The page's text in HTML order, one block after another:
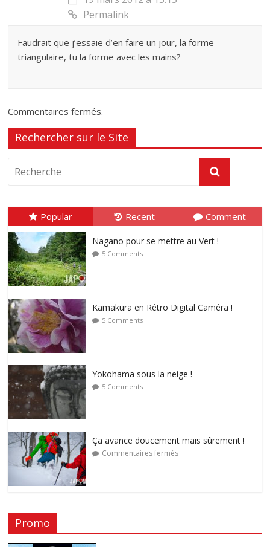
Permalink
Faudrait que j’essaie d’en faire un jour, la forme
triangulaire, tu la forme avec les mains?
Commentaires fermés.
Rechercher sur le Site
Popular Recent Comment
Nagano pour se mettre au Vert !
5 Comments
Kamakura en Rétro Digital Caméra !
5 Comments
Yokohama sous la neige !
5 Comments
Ça avance doucement mais sûrement !
Commentaires fermés
Promo